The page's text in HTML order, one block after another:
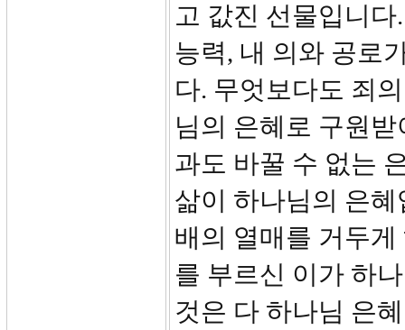
고 값진 선물입니
능력, 내 의와 공로
다. 무엇보다도 죄
님의 은혜로 구원
과도 바꿀 수 없는
삶이 하나님의 은혜
배의 열매를 거두게
를 부르신 이가 하
것은 다 하나님 은